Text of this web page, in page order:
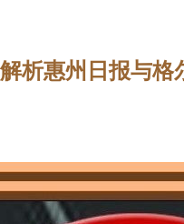
惠州日报与格